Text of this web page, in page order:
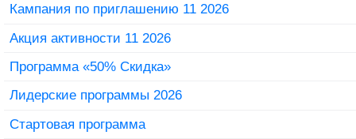
Кампания по приглашению 11 2026
Акция активности 11 2026
Программа «50% Скидка»
Лидерские программы 2026
Стартовая программа